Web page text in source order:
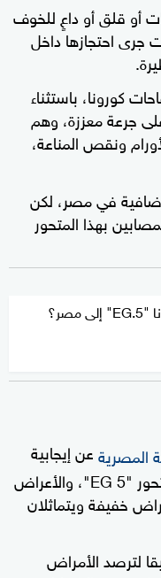
أو قلق أو داعٍ للخوف
جرى احتجازها داخل
كورونا، باستثناء
جرعة معززة، وهم
ونقص المناعة،
إضافية في مصر، لكن
بهذا المتحور
هل وصل متحور كورونا "EG.5" إلى مصر؟
المصريةعن إيجابية
حالتين لفيروس كورونا من سلالة المتحور "EG 5"، والأعراض
خفيفة ويتماثلان
لترصد الأمراض